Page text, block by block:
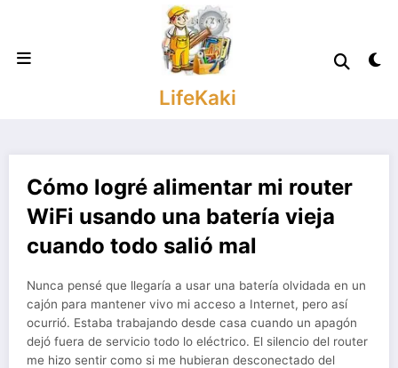
LifeKaki
Cómo logré alimentar mi router
WiFi usando una batería vieja
cuando todo salió mal
Nunca pensé que llegaría a usar una batería olvidada en un
cajón para mantener vivo mi acceso a Internet, pero así
ocurrió. Estaba trabajando desde casa cuando un apagón
dejó fuera de servicio todo lo eléctrico. El silencio del router
me hizo sentir como si me hubieran desconectado del